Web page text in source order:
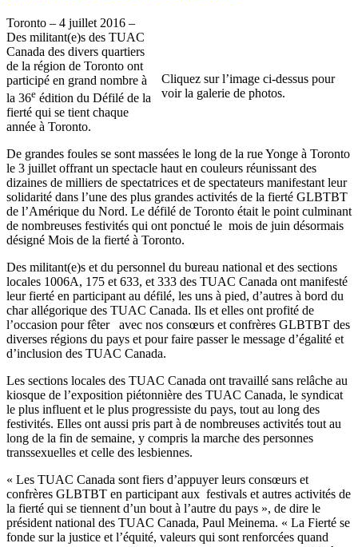
Cliquez sur l’image ci-dessus pour
voir la galerie de photos.
Toronto – 4 juillet 2016 –
Des militant(e)s des TUAC
Canada des divers quartiers
de la région de Toronto ont
participé en grand nombre à
la 36e édition du Défilé de la
fierté qui se tient chaque
année à Toronto.
De grandes foules se sont massées le long de la rue Yonge à Toronto
le 3 juillet offrant un spectacle haut en couleurs réunissant des
dizaines de milliers de spectatrices et de spectateurs manifestant leur
solidarité dans l’une des plus grandes activités de la fierté GLBTBT
de l’Amérique du Nord. Le défilé de Toronto était le point culminant
de nombreuses festivités qui ont ponctué le mois de juin désormais
désigné Mois de la fierté à Toronto.
Des militant(e)s et du personnel du bureau national et des sections
locales 1006A, 175 et 633, et 333 des TUAC Canada ont manifesté
leur fierté en participant au défilé, les uns à pied, d’autres à bord du
char allégorique des TUAC Canada. Ils et elles ont profité de
l’occasion pour fêter avec nos consœurs et confrères GLBTBT des
diverses régions du pays et pour faire passer le message d’égalité et
d’inclusion des TUAC Canada.
Les sections locales des TUAC Canada ont travaillé sans relâche au
kiosque de l’exposition piétonnière des TUAC Canada, le syndicat
le plus influent et le plus progressiste du pays, tout au long des
festivités. Elles ont aussi pris part à de nombreuses activités tout au
long de la fin de semaine, y compris la marche des personnes
transsexuelles et celle des lesbiennes.
« Les TUAC Canada sont fiers d’appuyer leurs consœurs et
confrères GLBTBT en participant aux festivals et autres activités de
la fierté qui se tiennent d’un bout à l’autre du pays », de dire le
président national des TUAC Canada, Paul Meinema. « La Fierté se
fonde sur la justice et l’équité, valeurs qui sont renforcées quand